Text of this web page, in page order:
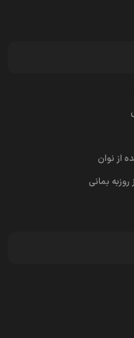
از نوان
بمانی